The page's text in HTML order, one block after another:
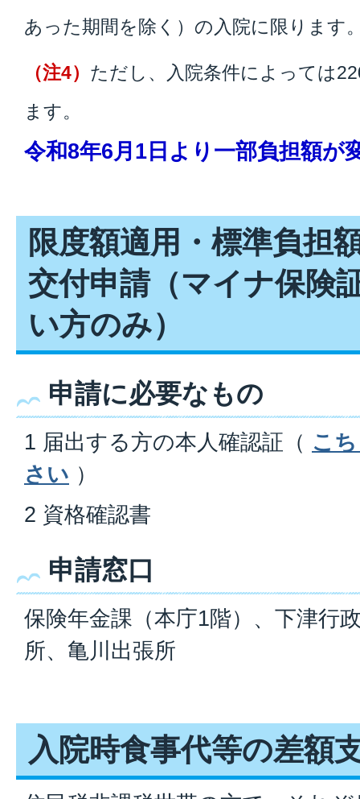
あった期間を除く）の入院に限ります
（注4） ただし、入院条件によっては
ます。
令和8年6月1日より一部負担額が
限度額適用・標準負担
交付申請（マイナ保険
い方のみ）
申請に必要なもの
1 届出する方の本人確認証（ こ
さい ）
2 資格確認書
申請窓口
保険年金課（本庁1階）、下津行
所、亀川出張所
入院時食事代等の差額